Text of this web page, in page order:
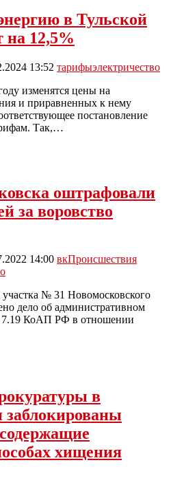
в Тульской
на 12,5%
13:52 тарифыэлектричество
изменятся цены на
и приравненных к нему
постановление
Так,…
оштрафовали
за воровство
14:00 вкПроисшествия
№ 31 Новомосковского
дело об административном
7.19 КоАП РФ в отношении
в
заблокированы
хищения